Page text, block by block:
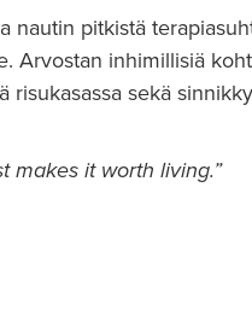
pitkistä
Arvostan inhimillisiä
sekä
makes it worth living.”